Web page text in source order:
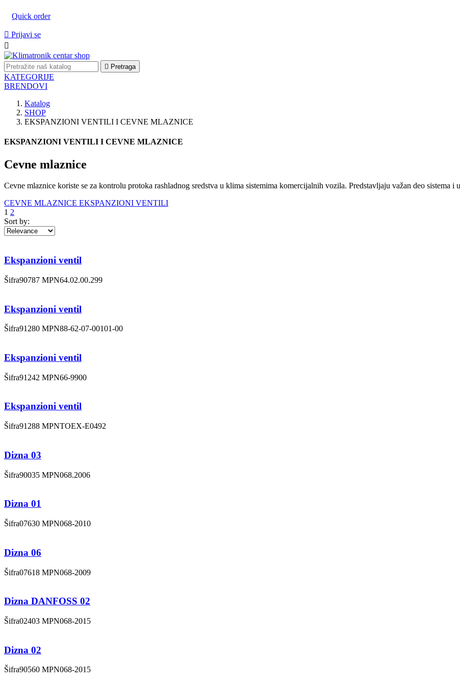
Quick order
 Prijavi se

 Pretraga
KATEGORIJE
BRENDOVI
Katalog
SHOP
EKSPANZIONI VENTILI I CEVNE MLAZNICE
EKSPANZIONI VENTILI I CEVNE MLAZNICE
Cevne mlaznice
Cevne mlaznice koriste se za kontrolu protoka rashladnog sredstva u klima sistemima komercijalnih vozila. Predstavljaju važan deo sistema i
CEVNE MLAZNICE EKSPANZIONI VENTILI
1 2
Sort by:
Ekspanzioni ventil
Šifra90787 MPN64.02.00.299
Ekspanzioni ventil
Šifra91280 MPN88-62-07-00101-00
Ekspanzioni ventil
Šifra91242 MPN66-9900
Ekspanzioni ventil
Šifra91288 MPNTOEX-E0492
Dizna 03
Šifra90035 MPN068.2006
Dizna 01
Šifra07630 MPN068-2010
Dizna 06
Šifra07618 MPN068-2009
Dizna DANFOSS 02
Šifra02403 MPN068-2015
Dizna 02
Šifra90560 MPN068-2015